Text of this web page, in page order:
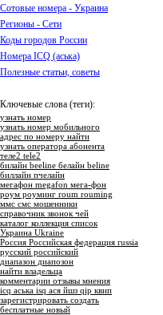
Сотовые номера - Украина
Регионы - Сети
Коды городов России
Номера ICQ (аська)
Полезные статьи, советы
Ключевые слова (теги):
узнать номер
узнать номер мобильного
адрес по номеру найти
узнать оператора абонента
теле2 tele2
билайн beeline белайн beline
биллайн пчелайн
мегафон megafon мега-фон
роум роуминг roum rouming
ммс смс мошенники
справочник звонок чей
каталог коллекция список
Украина Ukraine
Россия Российская федерация russia
русский российский
диапазон диапозон
найти владельца
комментарии отзывы мнения
icq аська isq ася йшз qip квип
зарегистрировать создать
бесплатные новый